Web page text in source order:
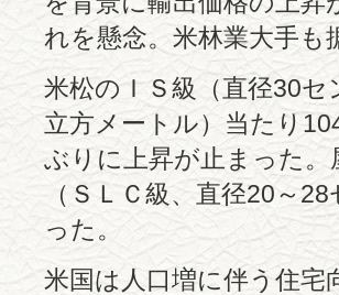
れを懸念。米林業大手
米松のＩＳ級（直径30
立方メートル）当たり
ぶりに上昇が止まった
（ＳＬＣ級、直径20～
った。
米国は人口増に伴う住